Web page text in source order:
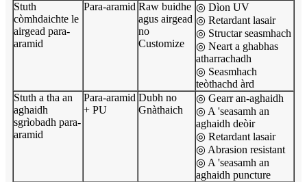
Stuth
còmhdaichte le
airgead para-
aramid
Para-aramid Raw buidhe
agus airgead
no
Customize
◎ Dìon UV
◎ Retardant lasair
◎ Structar seasmhach
◎ Neart a ghabhas
atharrachadh
◎ Seasmhach
teòthachd àrd
Stuth a tha an
aghaidh
sgrìobadh para-
aramid
Para-aramid
+ PU
Dubh no
Gnàthaich
◎ Gearr an-aghaidh
◎ A 'seasamh an
aghaidh deòir
◎ Retardant lasair
◎ Abrasion resistant
◎ A 'seasamh an
aghaidh puncture